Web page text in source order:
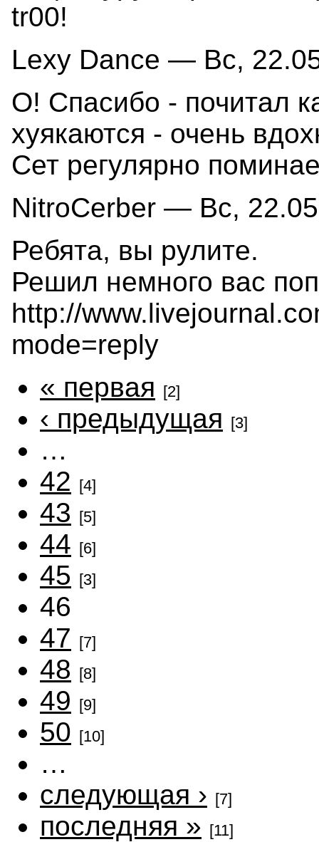
tr00!
Lexy Dance — Вс,
О! Спасибо - почитал
хуякаются - очень
Сет регулярно
NitroCerber — Вс,
Ребята, вы рулите.
Решил немного вас
http://
mode=reply
« первая [2]
‹ предыдущая [3]
…
42 [4]
43 [5]
44 [6]
45 [3]
46
47 [7]
48 [8]
49 [9]
50 [10]
…
следующая › [7]
последняя » [11]